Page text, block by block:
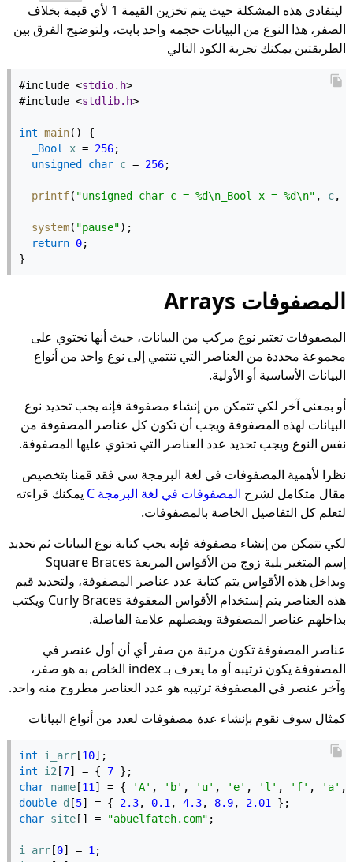
ليتفادى هذه المشكلة حيث يتم تخزين القيمة 1 لأي قيمة بخلاف
الصفر، هذا النوع من البيانات حجمه واحد بايت، ولتوضيح الفرق بين
الطريقتين يمكنك تجربة الكود التالي
#include <stdio.h>
#include <stdlib.h>
int main() {
_Bool
x = 256;
unsigned
char c = 256;
printf( "unsigned char c = %d\n_Bool x = %d\n" , c,
system( "pause");
return 0;
}
المصفوفات Arrays
المصفوفات تعتبر نوع مركب من البيانات، حيث أنها تحتوي على
مجموعة محددة من العناصر التي تنتمي إلى نوع واحد من أنواع
البيانات الأساسية أو الأولية.
أو بمعنى آخر لكي تتمكن من إنشاء مصفوفة فإنه يجب تحديد نوع
البيانات لهذه المصفوفة ويجب أن تكون كل عناصر المصفوفة من
نفس النوع ويجب تحديد عدد العناصر التي تحتوي عليها المصفوفة.
نظرا لأهمية المصفوفات في لغة البرمجة سي فقد قمنا بتخصيص
مقال متكامل لشرح المصفوفات في لغة البرمجة C
يمكنك قراءته
لتعلم كل التفاصيل الخاصة بالمصفوفات.
لكي تتمكن من إنشاء مصفوفة فإنه يجب كتابة نوع البيانات ثم تحديد
إسم المتغير يلية زوج من الأقواس المربعة Square Braces
وبداخل هذه الأقواس يتم كتابة عدد عناصر المصفوفة، ولتحديد قيم
هذه العناصر يتم إستخدام الأقواس المعقوفة Curly Braces ويكتب
بداخلهم عناصر المصفوفة ويفصلهم علامة الفاصلة.
عناصر المصفوفة تكون مرتبة من صفر أي أن أول عنصر في
المصفوفة يكون ترتيبه أو ما يعرف بـ index الخاص به هو صفر،
وآخر عنصر في المصفوفة ترتيبه هو عدد العناصر مطروح منه واحد.
كمثال سوف نقوم بإنشاء عدة مصفوفات لعدد من أنواع البيانات
int i_arr[10];
int
i2 [7] = { 7 };
char name[11 ] = { 'A' , 'b' , 'u' , 'e' , 'l' , 'f' , 'a' ,
double d [5] = { 2.3, 0.1 , 4.3, 8.9, 2.01
};
char site[] = "abuelfateh.com" ;
i_arr[0] = 1 ;